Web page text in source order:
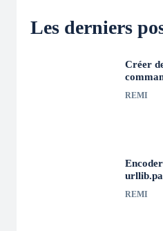
Les derniers
Créer
REMI
REMI